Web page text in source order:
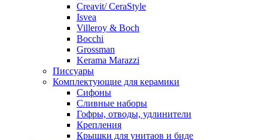
Creavit/ CeraStyle
Isvea
Villeroy & Boch
Bocchi
Grossman
Kerama Marazzi
Писсуары
Комплектующие для керамики
Сифоны
Сливные наборы
Гофры, отводы, удлинители
Крепления
Крышки для унитаов и биде